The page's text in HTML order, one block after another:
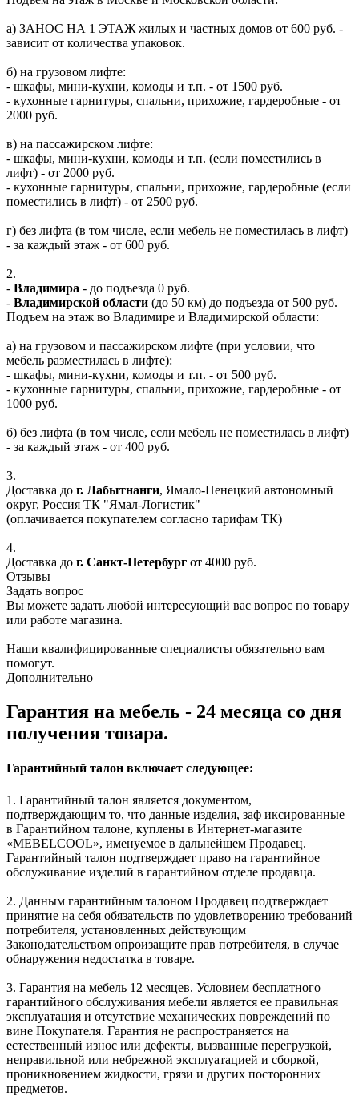
а) ЗАНОС НА 1 ЭТАЖ жилых и частных домов от 600 руб. -
зависит от количества упаковок.
б) на грузовом лифте:
- шкафы, мини-кухни, комоды и т.п. - от 1500 руб.
- кухонные гарнитуры, спальни, прихожие, гардеробные - от
2000 руб.
в) на пассажирском лифте:
- шкафы, мини-кухни, комоды и т.п. (если поместились в
лифт) - от 2000 руб.
- кухонные гарнитуры, спальни, прихожие, гардеробные (если
поместились в лифт) - от 2500 руб.
г) без лифта (в том числе, если мебель не поместилась в лифт)
- за каждый этаж - от 600 руб.
2.
- Владимира - до подъезда 0 руб.
- Владимирской области (до 50 км) до подъезда от 500 руб.
Подъем на этаж во Владимире и Владимирской области:
а) на грузовом и пассажирском лифте (при условии, что
мебель разместилась в лифте):
- шкафы, мини-кухни, комоды и т.п. - от 500 руб.
- кухонные гарнитуры, спальни, прихожие, гардеробные - от
1000 руб.
б) без лифта (в том числе, если мебель не поместилась в лифт)
- за каждый этаж - от 400 руб.
3.
Доставка до г. Лабытнанги, Ямало-Ненецкий автономный
округ, Россия ТК "Ямал-Логистик"
(оплачивается покупателем согласно тарифам ТК)
4.
Доставка до г. Санкт-Петербург от 4000 руб.
Отзывы
Задать вопрос
Вы можете задать любой интересующий вас вопрос по товару
или работе магазина.
Наши квалифицированные специалисты обязательно вам
помогут.
Дополнительно
Гарантия на мебель - 24 месяца со дня
получения товара.
Гарантийный талон включает следующее:
1. Гарантийный талон является документом,
подтверждающим то, что данные изделия, заф иксированные
в Гарантийном талоне, куплены в Интернет-магазите
«MEBELCOOL», именуемое в дальнейшем Продавец.
Гарантийный талон подтверждает право на гарантийное
обслуживание изделий в гарантийном отделе продавца.
2. Данным гарантийным талоном Продавец подтверждает
принятие на себя обязательств по удовлетворению требований
потребителя, установленных действующим
Законодательством опроизащите прав потребителя, в случае
обнаружения недостатка в товаре.
3. Гарантия на мебель 12 месяцев. Условием бесплатного
гарантийного обслуживания мебели является ее правильная
эксплуатация и отсутствие механических повреждений по
вине Покупателя. Гарантия не распространяется на
естественный износ или дефекты, вызванные перегрузкой,
неправильной или небрежной эксплуатацией и сборкой,
проникновением жидкости, грязи и других посторонних
предметов.